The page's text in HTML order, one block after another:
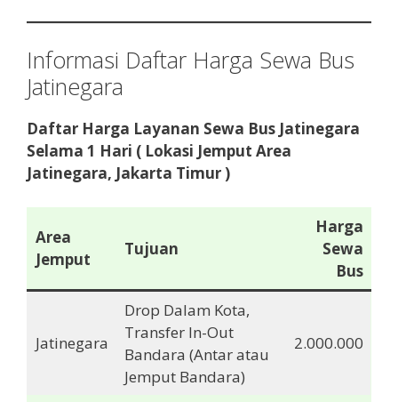
Informasi Daftar Harga Sewa Bus
Jatinegara
Daftar Harga Layanan Sewa Bus Jatinegara
Selama 1 Hari ( Lokasi Jemput Area
Jatinegara, Jakarta Timur )
Area
Jemput
Tujuan
Harga
Sewa
Bus
Jatinegara
Drop Dalam Kota,
Transfer In-Out
Bandara (Antar atau
Jemput Bandara)
2.000.000